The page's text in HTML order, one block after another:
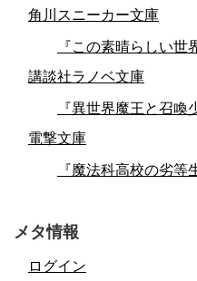
角川スニーカー文庫
『この素晴らしい世
講談社ラノベ文庫
『異世界魔王と召喚
電撃文庫
『魔法科高校の劣等
メタ情報
ログイン